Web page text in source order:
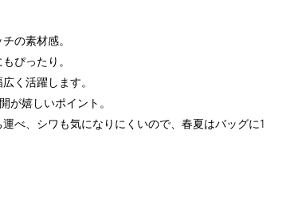
の素材感。
ぴったり。
く活躍します。
が嬉しいポイント。
べ、シワも気になりにくいので、春夏はバッグに1